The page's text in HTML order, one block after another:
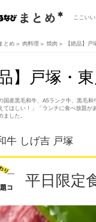
ここい
とめ 肉料理 焼肉 【絶品】
品】戸塚・
国産黒毛和牛、A5ランク牛、黒毛
てほしい！」「ランチに食べ放題
ました。
牛 しげ吉 戸塚
コ
平日限定